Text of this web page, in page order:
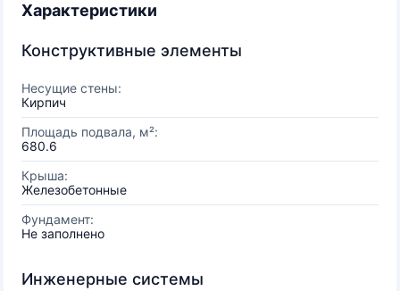
Характеристики
Конструктивные элементы
Несущие стены:
Кирпич
Площадь подвала, м²:
680.6
Крыша:
Железобетонные
Фундамент:
Не заполнено
Инженерные системы